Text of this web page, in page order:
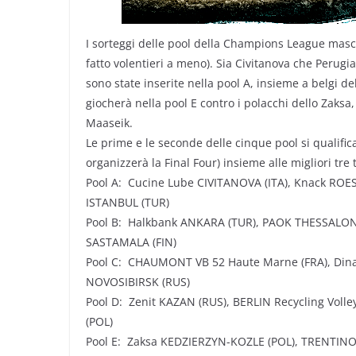
I sorteggi delle pool della Champions League
fatto volentieri a meno). Sia Civitanova che
sono state inserite nella pool A, insieme a belgi
giocherà nella pool E contro i polacchi dello
Maaseik.
Le prime e le seconde delle cinque pool si
organizzerà la Final Four) insieme alle migliori tre
Pool A: Cucine Lube CIVITANOVA (ITA), Knack
ISTANBUL (TUR)
Pool B: Halkbank ANKARA (TUR), PAOK
SASTAMALA (FIN)
Pool C: CHAUMONT VB 52 Haute Marne (FRA),
NOVOSIBIRSK (RUS)
Pool D: Zenit KAZAN (RUS), BERLIN Recycling
(POL)
Pool E: Zaksa KEDZIERZYN-KOZLE (POL),